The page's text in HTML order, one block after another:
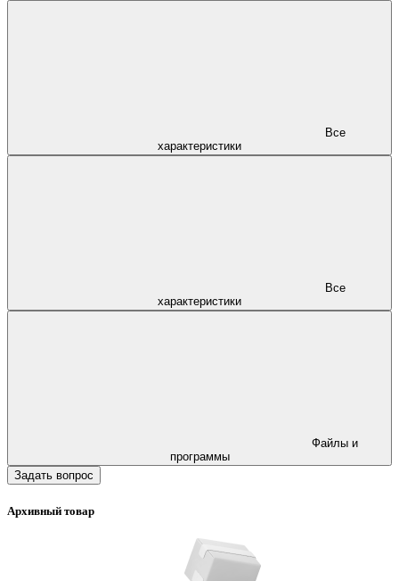
характеристики
характеристики
программы
Задать вопрос
Архивный товар